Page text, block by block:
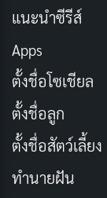
เพื่อฝึกตารางกา
ใช้ความจํา
แนะนำซีรีส์
Apps
ตั้งชื่อโซเชียล
ตั้งชื่อลูก
ตั้งชื่อสัตว์เลี้ยง
ทำนายฝัน